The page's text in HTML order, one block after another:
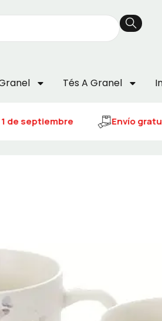
Tés A Granel
de septiembre Envío